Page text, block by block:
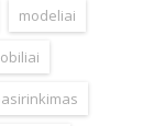
modeliai